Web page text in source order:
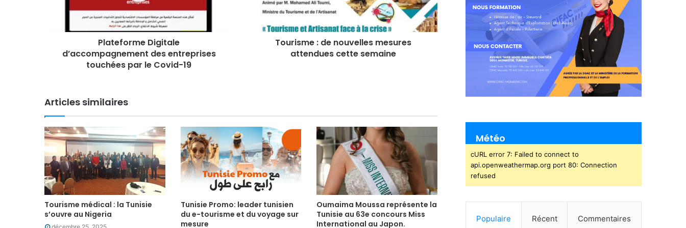
o
ri
s
n
i
s
i
e
a
t
u
Plateforme Digitale
d’accompagnement des entreprises
touchées par le Covid-19
Tourisme : de nouvelles mesures
attendues cette semaine
Articles similaires
Tourisme médical : la Tunisie
s’ouvre au Nigeria
Tunisie Promo: leader tunisien
du e-tourisme et du voyage sur
mesure
Oumaima Moussa représente la
Tunisie au 63e concours Miss
International au Japon.
Météo
cURL error 7: Failed to connect to
api.openweathermap.org port 80: Connection
refused
Populaire Récent Commentaires